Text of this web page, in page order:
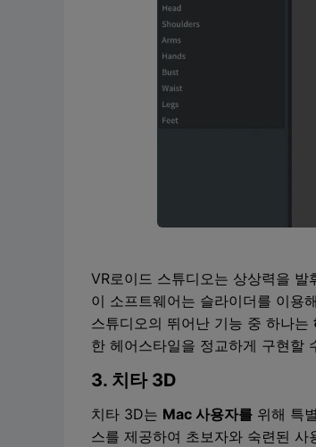
VR로이드 스튜디오는 상상력을
이 소프트웨어는 슬라이더를 이용
스튜디오의 뛰어난 기능 중 하나는
한 헤어스타일을 정교하게 구현할
3. 치타 3D
치타 3D는 Mac 사용자를 위해 특
스를 제공하여 초보자와 숙련된